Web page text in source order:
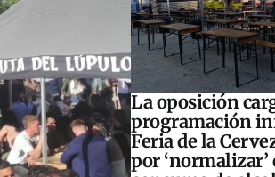
La oposición
programación
Feria de la
por ‘normalizar’